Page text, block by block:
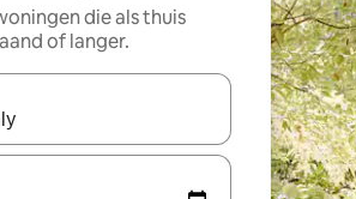
die als thuis
of langer.
zijn, maak je een keuze met je